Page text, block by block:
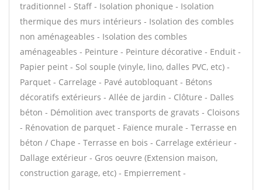
traditionnel - Staff - Isolation phonique - Isolation
thermique des murs intérieurs - Isolation des combles
non aménageables - Isolation des combles
aménageables - Peinture - Peinture décorative - Enduit -
Papier peint - Sol souple (vinyle, lino, dalles PVC, etc) -
Parquet - Carrelage - Pavé autobloquant - Bétons
décoratifs extérieurs - Allée de jardin - Clôture - Dalles
béton - Démolition avec transports de gravats - Cloisons
- Rénovation de parquet - Faïence murale - Terrasse en
béton / Chape - Terrasse en bois - Carrelage extérieur -
Dallage extérieur - Gros oeuvre (Extension maison,
construction garage, etc) - Empierrement -